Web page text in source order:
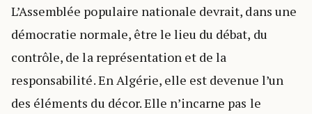
L’Assemblée populaire nationale devrait, dans une
démocratie normale, être le lieu du débat, du
contrôle, de la représentation et de la
responsabilité. En Algérie, elle est devenue l’un
des éléments du décor. Elle n’incarne pas le